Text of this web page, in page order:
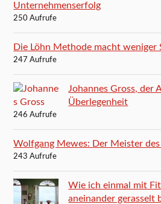
Unternehmenserfolg
250 Aufrufe
Die Löhn Methode macht weniger
247 Aufrufe
Johannes Gross, der
Überlegenheit
246 Aufrufe
Wolfgang Mewes: Der Meister des
243 Aufrufe
Wie ich einmal mit
aneinander gerasselt